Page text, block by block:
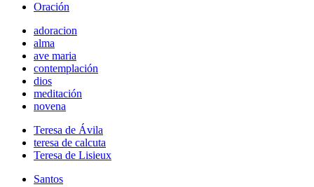
Oración
adoracion
alma
ave maria
contemplación
dios
meditación
novena
Teresa de Ávila
teresa de calcuta
Teresa de Lisieux
Santos